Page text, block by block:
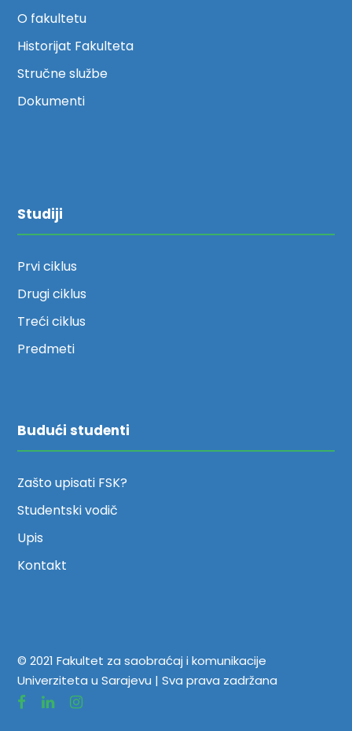
O fakultetu
Historijat Fakulteta
Stručne službe
Dokumenti
Studiji
Prvi ciklus
Drugi ciklus
Treći ciklus
Predmeti
Budući studenti
Zašto upisati FSK?
Studentski vodič
Upis
Kontakt
© 2021 Fakultet za saobraćaj i komunikacije
Univerziteta u Sarajevu | Sva prava zadržana